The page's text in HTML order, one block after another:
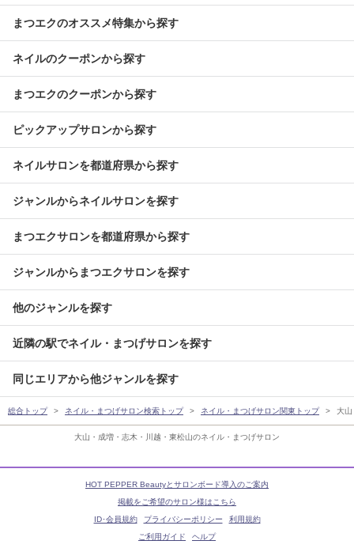
大山・成増・志木・川越・東松山のネイル・まつげサロン
まつエクのオススメ特集から探す
ネイルのクーポンから探す
まつエクのクーポンから探す
ピックアップサロンから探す
ネイルサロンを都道府県から探す
ジャンルからネイルサロンを探す
まつエクサロンを都道府県から探す
ジャンルからまつエクサロンを探す
他のジャンルを探す
近隣の駅でネイル・まつげサロンを探す
同じエリアから他ジャンルを探す
総合トップ ネイル・まつげサロン検索トップ ネイル・まつげサロン関東トップ 大
HOT PEPPER Beautyとサロンボード導入のご案内
掲載をご希望のサロン様はこちら
ID･会員規約
プライバシーポリシー
利用規約
ご利用ガイド
ヘルプ